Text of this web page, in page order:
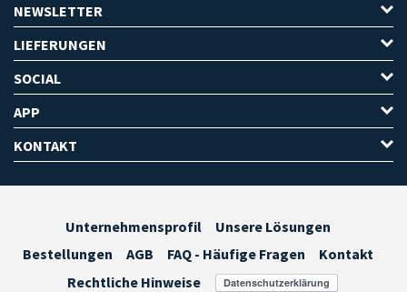
NEWSLETTER
LIEFERUNGEN
SOCIAL
APP
KONTAKT
Unternehmensprofil
Unsere Lösungen
Bestellungen
AGB FAQ - Häufige Fragen
Kontakt
Rechtliche Hinweise